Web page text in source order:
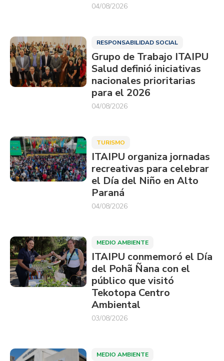
04/08/2026
RESPONSABILIDAD SOCIAL
Grupo de Trabajo ITAIPU
Salud definió iniciativas
nacionales prioritarias
para el 2026
04/08/2026
TURISMO
ITAIPU organiza jornadas
recreativas para celebrar
el Día del Niño en Alto
Paraná
04/08/2026
MEDIO AMBIENTE
ITAIPU conmemoró el Día
del Pohã Ñana con el
público que visitó
Tekotopa Centro
Ambiental
03/08/2026
MEDIO AMBIENTE